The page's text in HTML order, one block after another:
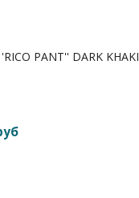
PANT'' DARK KHAKI